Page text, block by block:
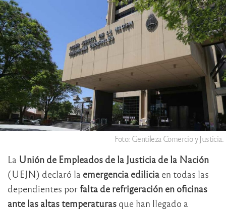
Foto: Gentileza Comercio y Justicia.
La Unión de Empleados de la Justicia de la Nación
(UEJN) declaró la emergencia edilicia en todas las
dependientes por falta de refrigeración en oficinas
ante las altas temperaturas que han llegado a